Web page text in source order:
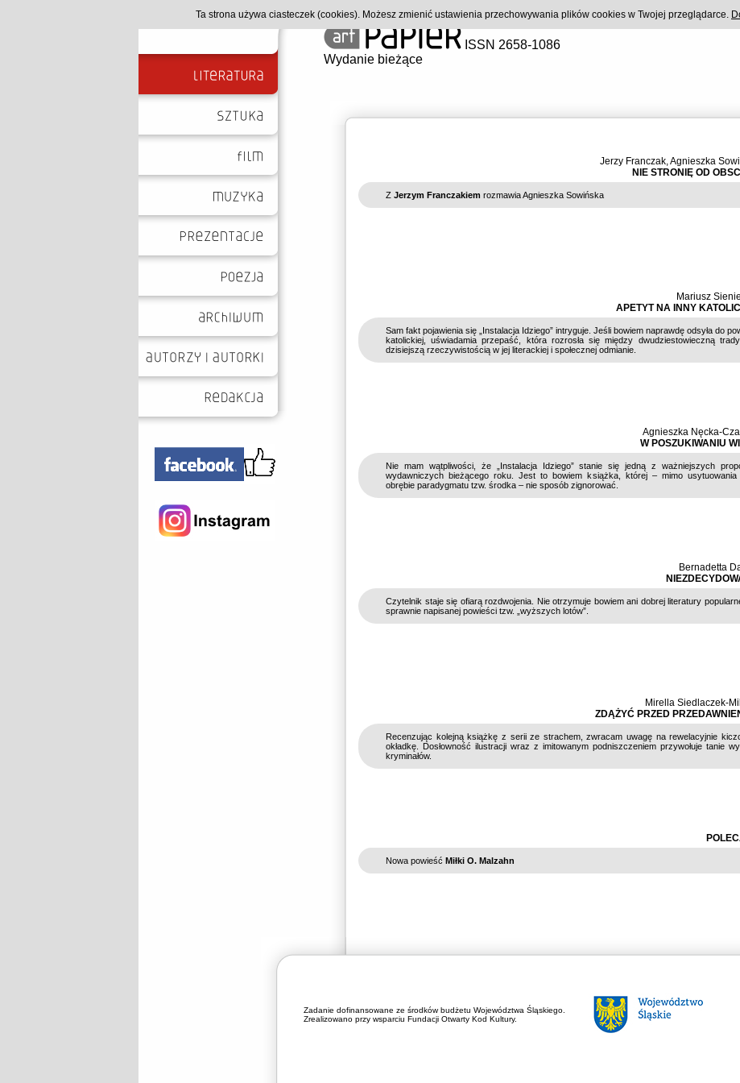
ISSN 2658-1086
Wydanie bieżące
Jerzy Franczak,Agnieszka
NIE STRONIĘ OD
Z Jerzym Franczakiem rozmawia Agnieszka Sowińska
Mariusz
APETYT NA INNY
Sam fakt pojawienia się „Instalacja Idziego” intryguje. Jeśli bowiem naprawdę odsyła do
katolickiej, uświadamia przepaść, która rozrosła się między dwudziestowieczną
dzisiejszą rzeczywistością w jej literackiej i społecznej odmianie.
Agnieszka Nęcka-
W POSZUKIWANIU
Nie mam wątpliwości, że „Instalacja Idziego” stanie się jedną z ważniejszych
wydawniczych bieżącego roku. Jest to bowiem książka, której – mimo
obrębie paradygmatu tzw. środka – nie sposób zignorować.
Bernadetta
Czytelnik staje się ofiarą rozdwojenia. Nie otrzymuje bowiem ani dobrej literatury
sprawnie napisanej powieści tzw. „wyższych lotów”.
Mirella Siedlaczek-
ZDĄŻYĆ PRZED
Recenzując kolejną książkę z serii ze strachem, zwracam uwagę na rewelacyjnie
okładkę. Dosłowność ilustracji wraz z imitowanym podniszczeniem przywołuje tanie
kryminałów.
Nowa powieść Miłki O. Malzahn
Zadanie dofinansowane ze środków budżetu Województwa Śląskiego.
Zrealizowano przy wsparciu Fundacji Otwarty Kod Kultury.
Ta strona używa ciasteczek (cookies). Możesz zmienić ustawienia przechowywania plików cookies w Twojej przeglądarce.